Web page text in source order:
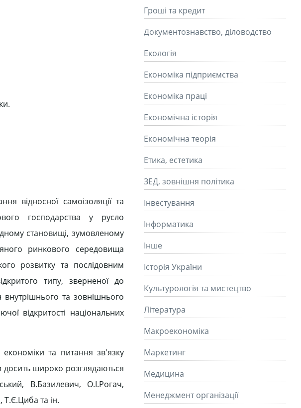
відносної самоізоляції та
господарства у русло
становищі, зумовленому
ринкового середовища
розвитку та послідовним
типу, зверненої до
та зовнішнього
відкритості національних
та питання зв'язку
досить широко розглядаються
В.Базилевич, О.І.Рогач,
та ін.
Гроші та кредит
Документознавство, діловодство
Екологія
Економіка підприємства
Економіка праці
Економічна історія
Економічна теорія
Етика, естетика
ЗЕД, зовнішня політика
Інвестування
Інформатика
Інше
Історія України
Культурологія та мистецтво
Літературa
Макроекономіка
Маркетинг
Медицина
Менеджмент організації